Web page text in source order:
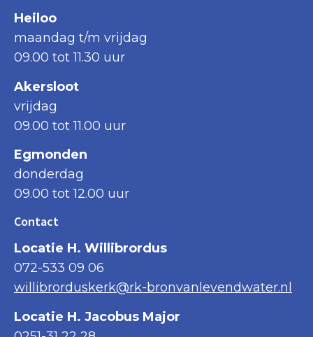
Heiloo
maandag t/m vrijdag
09.00 tot 11.30 uur
Akersloot
vrijdag
09.00 tot 11.00 uur
Egmonden
donderdag
09.00 tot 12.00 uur
Contact
Locatie H. Willibrordus
072-533 09 06
willibrorduskerk@rk-bronvanlevendwater.nl
Locatie H. Jacobus Major